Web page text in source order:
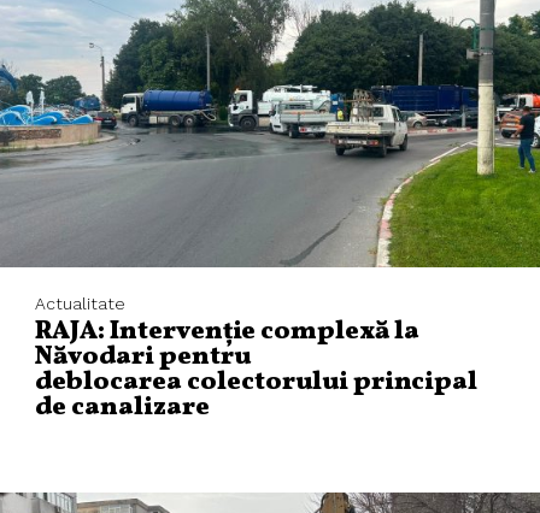
Actualitate
RAJA: Intervenție complexă la
Năvodari pentru
deblocarea colectorului principal
de canalizare